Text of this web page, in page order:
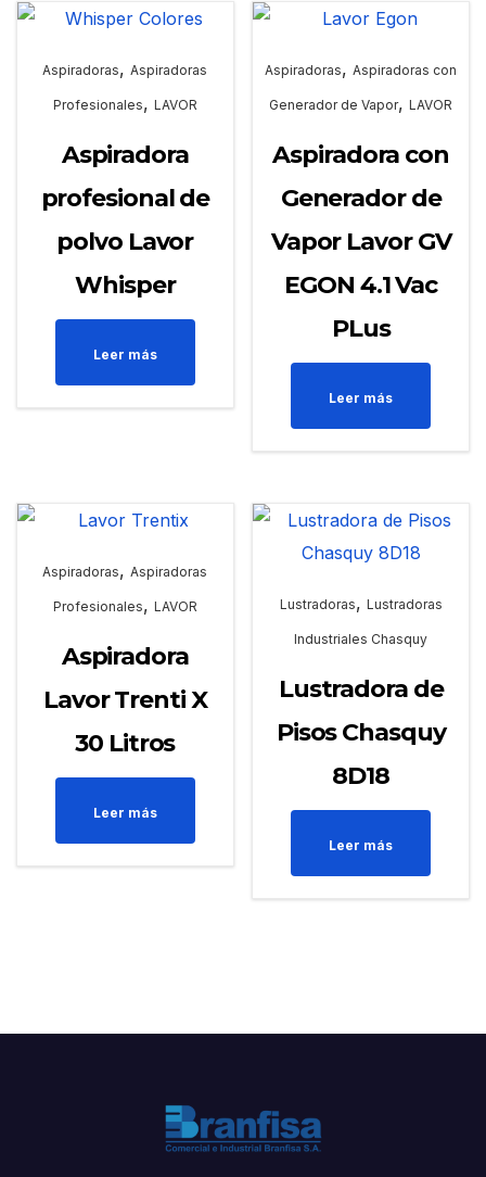
Aspiradoras, Aspiradoras
Profesionales, LAVOR
Aspiradora
profesional de
polvo Lavor
Whisper
Leer más
Aspiradoras, Aspiradoras con
Generador de Vapor,LAVOR
Aspiradora con
Generador de
Vapor Lavor GV
EGON 4.1 Vac
PLus
Leer más
Aspiradoras,Aspiradoras
Profesionales, LAVOR
Aspiradora
Lavor Trenti X
30 Litros
Leer más
Lustradoras, Lustradoras
Industriales Chasquy
Lustradora de
Pisos Chasquy
8D18
Leer más